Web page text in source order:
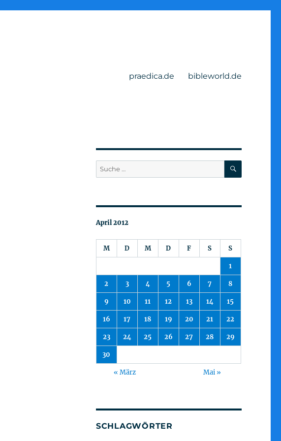
praedica.de bibleworld.de
Suche
nach:
SUCHEN
April 2012
M D M D F S S
1
2 3 4 5 6 7 8
9 10 11 12 13 14 15
16 17 18 19 20 21 22
23 24 25 26 27 28 29
30
« März Mai »
SCHLAGWÖRTER